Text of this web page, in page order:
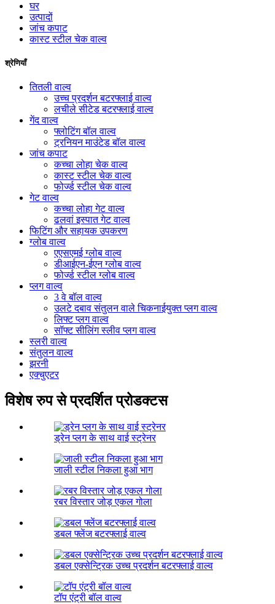
घर
उत्पादों
जांच कपाट
कास्ट स्टील चेक वाल्व
श्रेणियाँ
तितली वाल्व
उच्च प्रदर्शन बटरफ्लाई वाल्व
लचीले सीटेड बटरफ्लाई वाल्व
गेंद वाल्व
फ्लोटिंग बॉल वाल्व
ट्रनियन माउंटेड बॉल वाल्व
जांच कपाट
कच्चा लोहा चेक वाल्व
कास्ट स्टील चेक वाल्व
फोर्ज्ड स्टील चेक वाल्व
गेट वाल्व
कच्चा लोहा गेट वाल्व
ढलवां इस्पात गेट वाल्व
फिटिंग और सहायक उपकरण
ग्लोब वाल्व
एएसएमई ग्लोब वाल्व
डीआईएन-ईएन ग्लोब वाल्व
फोर्ज्ड स्टील ग्लोब वाल्व
प्लग वाल्व
3 वे बॉल वाल्व
उलटे दबाव संतुलन वाले चिकनाईयुक्त प्लग वाल्व
लिफ्ट प्लग वाल्व
सॉफ्ट सीलिंग स्लीव प्लग वाल्व
स्लरी वाल्व
संतुलन वाल्व
झरनी
एक्चुएटर
विशेष रुप से प्रदर्शित प्रोडक्टस
ड्रेन प्लग के साथ वाई स्ट्रेनर
जाली स्टील निकला हुआ भाग
रबर विस्तार जोड़ एकल गोला
डबल फ्लेंज बटरफ्लाई वाल्व
डबल एक्सेन्ट्रिक उच्च प्रदर्शन बटरफ्लाई वाल्व
टॉप एंट्री बॉल वाल्व